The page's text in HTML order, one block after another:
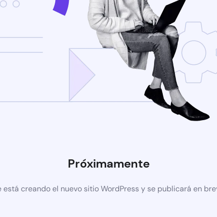
Próximamente
está creando el nuevo sitio WordPress y se publicará en